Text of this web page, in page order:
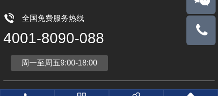
全国免费服务热线
4001-8090-088
周一至周五9:00-18:00